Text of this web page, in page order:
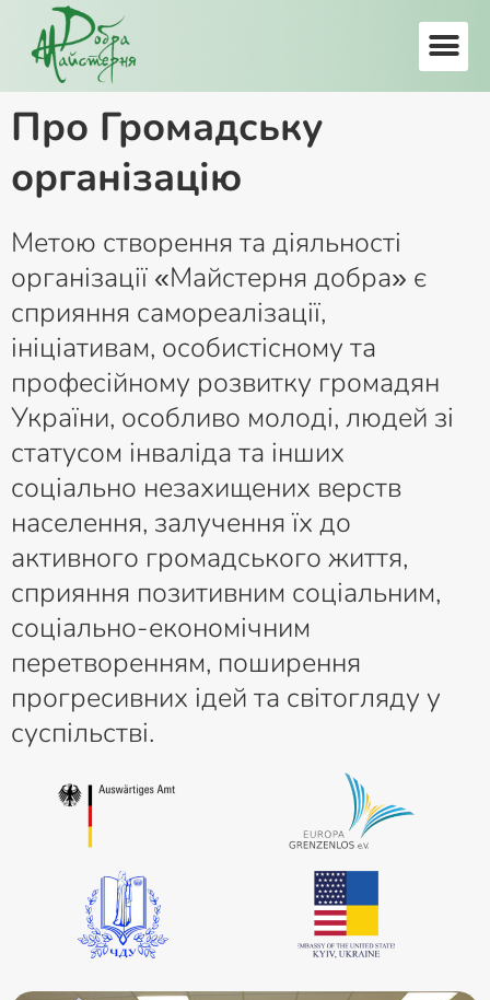
Про Громадську
організацію
Метою створення та діяльності
організації «Майстерня добра» є
сприяння самореалізації,
ініціативам, особистісному та
професійному розвитку громадян
України, особливо молоді, людей зі
статусом інваліда та інших
соціально незахищених верств
населення, залучення їх до
активного громадського життя,
сприяння позитивним соціальним,
соціально-економічним
перетворенням, поширення
прогресивних ідей та світогляду у
суспільстві.